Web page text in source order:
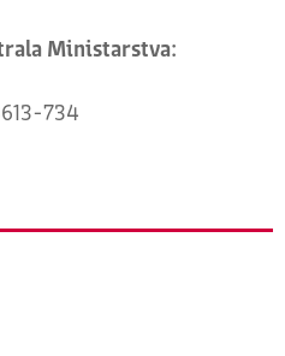
Ministarstva:
734